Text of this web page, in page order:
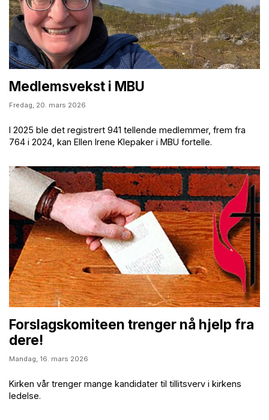
Medlemsvekst i MBU
Fredag, 20. mars 2026
I 2025 ble det registrert 941 tellende medlemmer, frem fra
764 i 2024, kan Ellen Irene Klepaker i MBU fortelle.
Forslagskomiteen trenger nå hjelp fra
dere!
Mandag, 16. mars 2026
Kirken vår trenger mange kandidater til tillitsverv i kirkens
ledelse.